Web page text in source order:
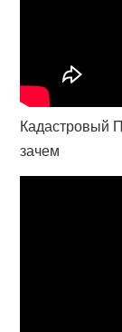
Кадастровый
зачем